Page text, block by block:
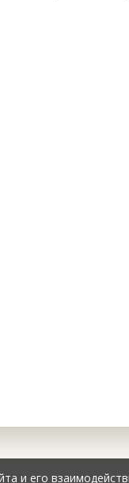
и его